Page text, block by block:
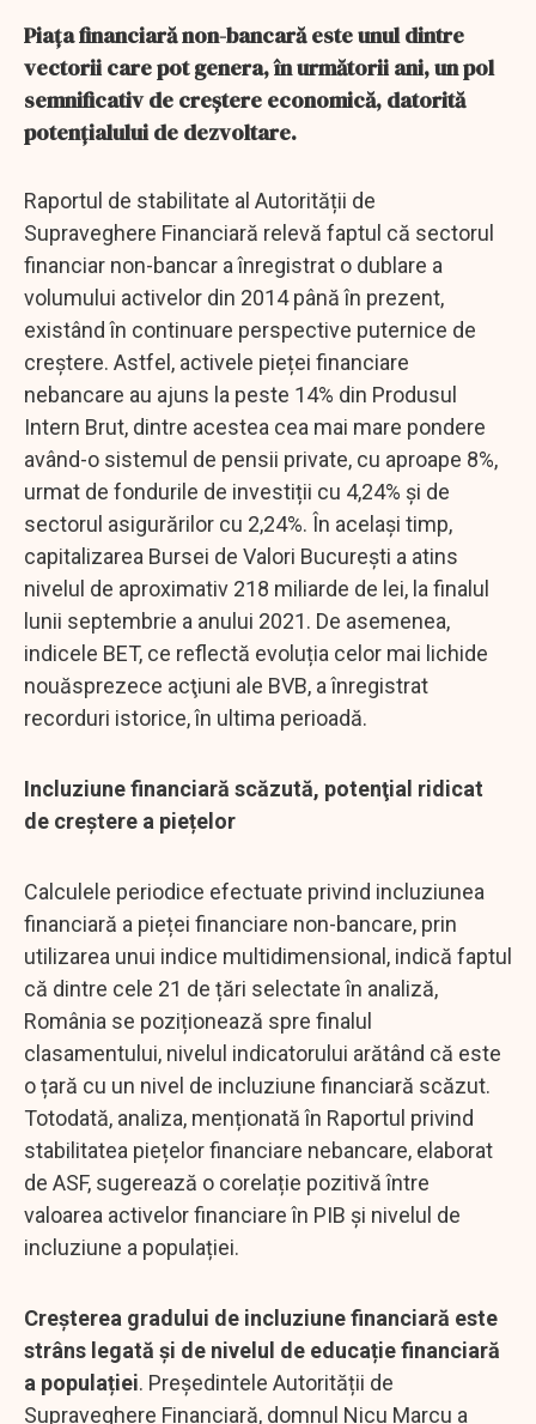
Piața financiară non-bancară este unul dintre
vectorii care pot genera, în următorii ani, un pol
semnificativ de creștere economică, datorită
potențialului de dezvoltare.
Raportul de stabilitate al Autorității de
Supraveghere Financiară relevă faptul că sectorul
financiar non-bancar a înregistrat o dublare a
volumului activelor din 2014 până în prezent,
existând în continuare perspective puternice de
creștere. Astfel, activele pieței financiare
nebancare au ajuns la peste 14% din Produsul
Intern Brut, dintre acestea cea mai mare pondere
având-o sistemul de pensii private, cu aproape 8%,
urmat de fondurile de investiții cu 4,24% și de
sectorul asigurărilor cu 2,24%. În același timp,
capitalizarea Bursei de Valori București a atins
nivelul de aproximativ 218 miliarde de lei, la finalul
lunii septembrie a anului 2021. De asemenea,
indicele BET, ce reflectă evoluția celor mai lichide
nouăsprezece acţiuni ale BVB, a înregistrat
recorduri istorice, în ultima perioadă.
Incluziune financiară scăzută, potenţial ridicat
de creștere a piețelor
Calculele periodice efectuate privind incluziunea
financiară a pieței financiare non-bancare, prin
utilizarea unui indice multidimensional, indică faptul
că dintre cele 21 de țări selectate în analiză,
România se poziționează spre finalul
clasamentului, nivelul indicatorului arătând că este
o țară cu un nivel de incluziune financiară scăzut.
Totodată, analiza, menționată în Raportul privind
stabilitatea piețelor financiare nebancare, elaborat
de ASF, sugerează o corelație pozitivă între
valoarea activelor financiare în PIB și nivelul de
incluziune a populației.
Creșterea gradului de incluziune financiară este
strâns legată și de nivelul de educație financiară
a populației. Președintele Autorității de
Supraveghere Financiară, domnul Nicu Marcu a